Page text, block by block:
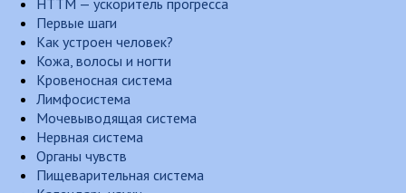
НТТМ — ускоритель прогресса
Первые шаги
Как устроен человек?
Кожа, волосы и ногти
Кровеносная система
Лимфосистема
Мочевыводящая система
Нервная система
Органы чувств
Пищеварительная система